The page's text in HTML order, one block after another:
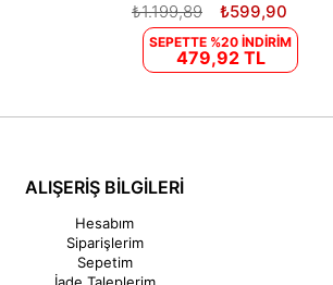
₺599,90
₺1.199,89
SEPETTE %20 İNDİRİM
479,92 TL
ALIŞERİŞ BİLGİLERİ
Hesabım
Siparişlerim
Sepetim